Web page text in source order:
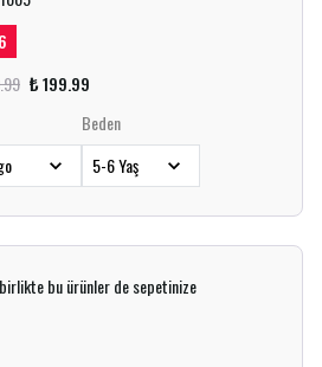
₺ 199.99
Beden
bu ürünler de sepetinize